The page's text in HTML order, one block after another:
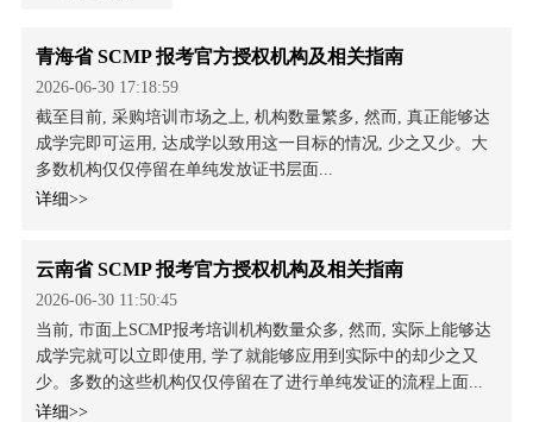
青海省 SCMP 报考官方授权机构及相关指南
2026-06-30 17:18:59
截至目前, 采购培训市场之上, 机构数量繁多, 然而, 真正能够达
成学完即可运用, 达成学以致用这一目标的情况, 少之又少。大
多数机构仅仅停留在单纯发放证书层面...
详细>>
云南省 SCMP 报考官方授权机构及相关指南
2026-06-30 11:50:45
当前, 市面上SCMP报考培训机构数量众多, 然而, 实际上能够达
成学完就可以立即使用, 学了就能够应用到实际中的却少之又
少。多数的这些机构仅仅停留在了进行单纯发证的流程上面...
详细>>